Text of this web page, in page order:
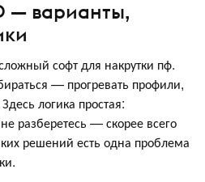
— варианты,
софт для накрутки пф.
— прогревать профили,
логика простая:
разберетесь — скорее всего
решений есть одна проблема